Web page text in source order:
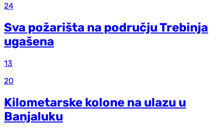
24
Sva požarišta na području Trebinja
ugašena
13
20
Kilometarske kolone na ulazu u
Banjaluku